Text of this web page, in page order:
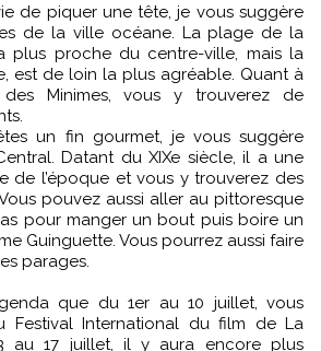
de piquer une tête, je vous suggère
de la ville océane. La plage de la
plus proche du centre-ville, mais la
est de loin la plus agréable. Quant à
Minimes, vous y trouverez de
un fin gourmet, je vous suggère
Datant du XIXe siècle, il a une
de l’époque et vous y trouverez des
pouvez aussi aller au pittoresque
pour manger un bout puis boire un
Guinguette. Vous pourrez aussi faire
parages.
que du 1er au 10 juillet, vous
Festival International du film de La
au 17 juillet, il y aura encore plus